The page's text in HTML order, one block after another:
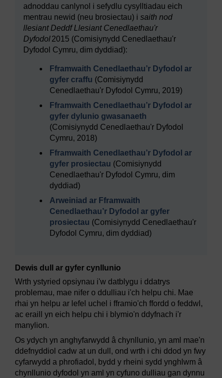
adnoddau canlynol i sefydlu cysylltiadau eich
mentrau newid (neu brosiectau) i saith nod
llesiant Deddf Llesiant Cenedlaethau'r
Dyfodol2015 (Comisiynydd Cenedlaethau'r
Dyfodol Cymru, dim dyddiad):
Fframwaith Cenedlaethau’r Dyfodol ar
gyfer craffu (Comisiynydd
Cenedlaethau'r Dyfodol Cymru, 2019)
Fframwaith Cenedlaethau’r Dyfodol ar
gyfer dylunio gwasanaeth
(Comisiynydd Cenedlaethau'r Dyfodol
Cymru, 2018)
Fframwaith Cenedlaethau’r Dyfodol ar
gyfer prosiectau (Comisiynydd
Cenedlaethau'r Dyfodol Cymru, dim
dyddiad)
Arweiniad ar Fframwaith
Cenedlaethau’r Dyfodol ar gyfer
prosiectau (Comisiynydd Cenedlaethau'r
Dyfodol Cymru, dim dyddiad)
Dewis dull ar gyfer cynllunio
Wrth ystyried opsiynau i'w datblygu i ddatrys
problemau, mae nifer o ddulliau i'ch helpu chi. Mae
rhai yn helpu ar lefel uchel i fframio'ch ffordd o feddwl,
ac eraill yn eich helpu chi i blymio'n ddyfnach i'r
manylion.
Os ydych yn anghyfarwydd â chynllunio, yn aml mae'n
ddefnyddiol cadw at un dull, ond wrth i chi ddod yn fwy
cyfarwydd a phrofiadol, bydd y rheini sydd ynghlwm â
chynllunio dyfodol yn aml yn cyfuno dulliau gan dynnu